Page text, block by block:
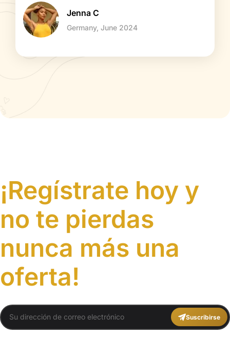
Jenna C
Germany, June 2024
¡Regístrate hoy y
no te pierdas
nunca más una
oferta!
Suscribirse